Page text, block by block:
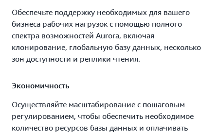
Обеспечьте поддержку необходимых для вашего
бизнеса рабочих нагрузок с помощью полного
спектра возможностей Aurora, включая
клонирование, глобальную базу данных, несколько
зон доступности и реплики чтения.
Экономичность
Осуществляйте масштабирование с пошаговым
регулированием, чтобы обеспечить необходимое
количество ресурсов базы данных и оплачивать